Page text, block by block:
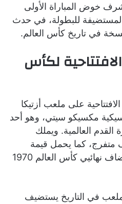
خوض المباراة الأولى
للبطولة، في حدث
في تاريخ كأس العالم.
لكأس
على ملعب أزتيكا
مكسيكو سيتي، وهو أحد
العالمية. ويملك
سعة تتجاوز 83 ألف متفرج، كما يحمل قيمة
تاريخية استثنائية بعدما استضاف نهائيي كأس العالم 1970
في التاريخ يستضيف